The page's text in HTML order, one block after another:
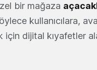
bir mağaza
kullanıcılara,
için dijital kıyafetler